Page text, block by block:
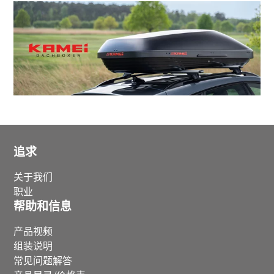
追求
关于我们
职业
帮助和信息
产品视频
组装说明
常见问题解答